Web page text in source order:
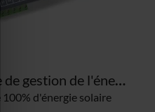
Système de gestion de l'énergie solaire SMARTFOX PRO
100% d'énergie solaire